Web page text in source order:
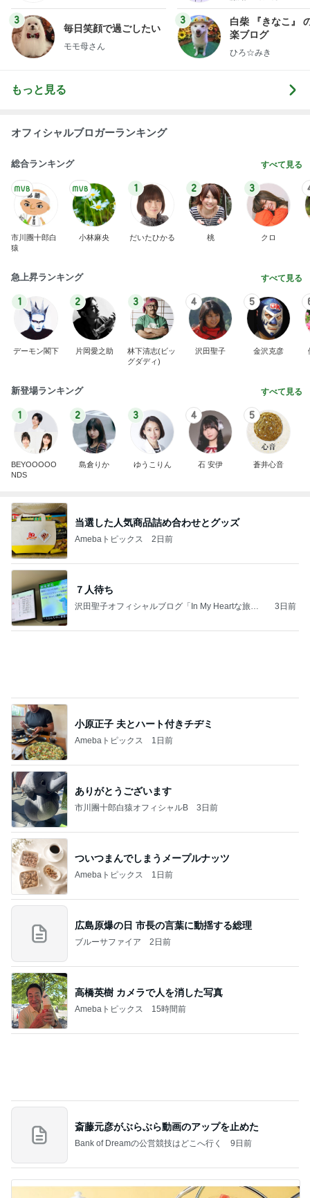
3
毎日笑顔で過ごしたい
モモ母さん
3
白柴 『きなこ』
楽ブログ
ひろ☆みき
もっと見る
オフィシャルブロガーランキング
総合ランキング すべて見る
市川團十郎白
猿
小林麻央
1
だいたひかる
2
桃
3
クロ
急上昇ランキング すべて見る
1
デーモン閣下
2
片岡愛之助
3
林下清志(ビッ
グダディ)
4
沢田聖子
5
金沢克彦
新登場ランキング すべて見る
1
BEYOOOOO
NDS
2
島倉りか
3
ゆうこりん
4
石 安伊
5
蒼井心音
当選した人気商品詰め合わせとグッズ
Amebaトピックス 2日前
７人待ち
沢田聖子オフィシャルブログ「In My Heartな旅日
3日前
ありがとうございます
市川團十郎白猿オフィシャルB
ついつまんでしまうメープルナッツ
Amebaトピックス 1日前
広島原爆の日 市長の言葉に動揺する総理
ブルーサファイア 2日前
高橋英樹 カメラで人を消した写真
Amebaトピックス 15時間前
斎藤元彦がぶらぶら動画のアップを止めた
Bank of Dreamの公営競技はどこへ行く